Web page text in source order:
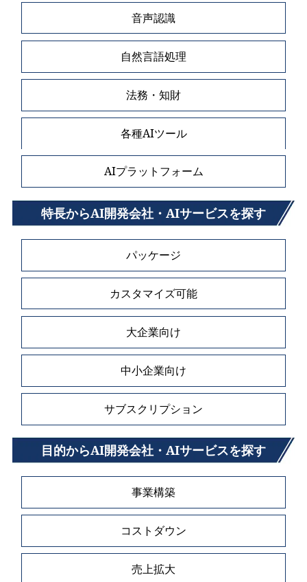
音声認識
自然言語処理
法務・知財
各種AIツール
AIプラットフォーム
特長からAI開発会社・AIサービスを探す
パッケージ
カスタマイズ可能
大企業向け
中小企業向け
サブスクリプション
目的からAI開発会社・AIサービスを探す
事業構築
コストダウン
売上拡大